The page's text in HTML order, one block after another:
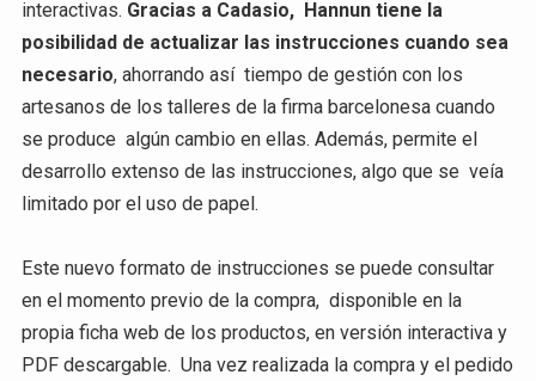
interactivas. Gracias a Cadasio, Hannun tiene la
posibilidad de actualizar las instrucciones cuando sea
necesario, ahorrando así tiempo de gestión con los
artesanos de los talleres de la firma barcelonesa cuando
se produce algún cambio en ellas. Además, permite el
desarrollo extenso de las instrucciones, algo que se veía
limitado por el uso de papel.
Este nuevo formato de instrucciones se puede consultar
en el momento previo de la compra, disponible en la
propia ficha web de los productos, en versión interactiva y
PDF descargable. Una vez realizada la compra y el pedido